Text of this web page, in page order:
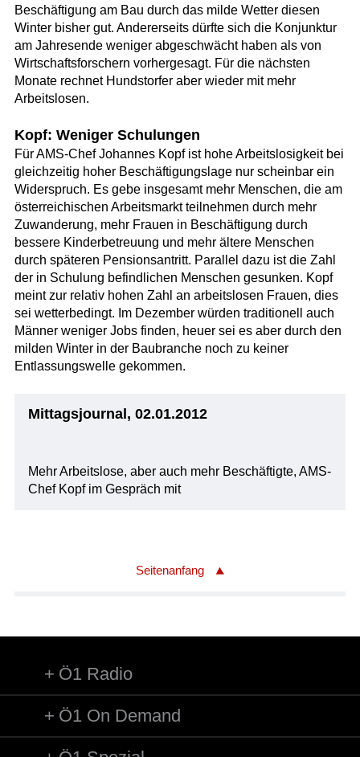
Beschäftigung am Bau durch das milde Wetter diesen
Winter bisher gut. Andererseits dürfte sich die Konjunktur
am Jahresende weniger abgeschwächt haben als von
Wirtschaftsforschern vorhergesagt. Für die nächsten
Monate rechnet Hundstorfer aber wieder mit mehr
Arbeitslosen.
Kopf: Weniger Schulungen
Für AMS-Chef Johannes Kopf ist hohe Arbeitslosigkeit bei
gleichzeitig hoher Beschäftigungslage nur scheinbar ein
Widerspruch. Es gebe insgesamt mehr Menschen, die am
österreichischen Arbeitsmarkt teilnehmen durch mehr
Zuwanderung, mehr Frauen in Beschäftigung durch
bessere Kinderbetreuung und mehr ältere Menschen
durch späteren Pensionsantritt. Parallel dazu ist die Zahl
der in Schulung befindlichen Menschen gesunken. Kopf
meint zur relativ hohen Zahl an arbeitslosen Frauen, dies
sei wetterbedingt. Im Dezember würden traditionell auch
Männer weniger Jobs finden, heuer sei es aber durch den
milden Winter in der Baubranche noch zu keiner
Entlassungswelle gekommen.
Mittagsjournal, 02.01.2012
Mehr Arbeitslose, aber auch mehr Beschäftigte, AMS-
Chef Kopf im Gespräch mit
Seitenanfang
Ö1 Radio
Ö1 On Demand